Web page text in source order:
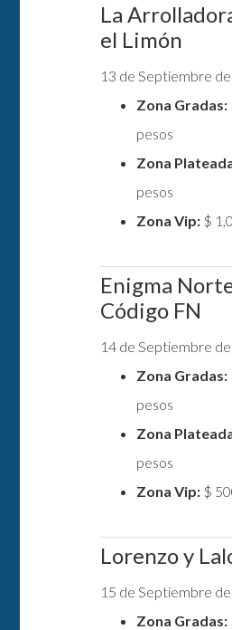
La
el Limón
13 de Septiembre
Zona Gradas:
pesos
Zona
pesos
Zona Vip: $
Enigma
Código FN
14 de Septiembre
Zona Gradas:
pesos
Zona
pesos
Zona Vip: $
Lorenzo y
15 de Septiembre
Zona Gradas: